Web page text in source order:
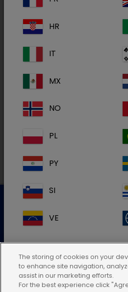
Kundenservice für
Kontaktieren Sie unseren
Zum Kontaktformular
Tel.: 05572 / 40242-55
HR
IT
MX
NO
PL
PY
SI
VE
Wenn Sie den
The storing of cookies on your
to enhance site navigation,
assist in our marketing efforts.
For the best experience click